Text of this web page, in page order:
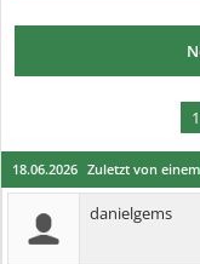
1
18.06.2026 Zuletzt von
danielgems